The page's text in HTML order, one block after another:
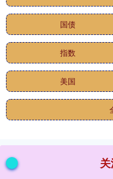
国债
指数
美国